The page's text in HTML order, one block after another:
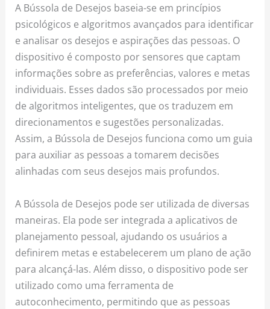
A Bússola de Desejos baseia-se em princípios
psicológicos e algoritmos avançados para identificar
e analisar os desejos e aspirações das pessoas. O
dispositivo é composto por sensores que captam
informações sobre as preferências, valores e metas
individuais. Esses dados são processados por meio
de algoritmos inteligentes, que os traduzem em
direcionamentos e sugestões personalizadas.
Assim, a Bússola de Desejos funciona como um guia
para auxiliar as pessoas a tomarem decisões
alinhadas com seus desejos mais profundos.
A Bússola de Desejos pode ser utilizada de diversas
maneiras. Ela pode ser integrada a aplicativos de
planejamento pessoal, ajudando os usuários a
definirem metas e estabelecerem um plano de ação
para alcançá-las. Além disso, o dispositivo pode ser
utilizado como uma ferramenta de
autoconhecimento, permitindo que as pessoas